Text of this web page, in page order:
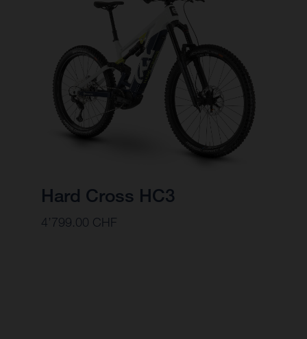
Hard Cross HC3
4’799.00 CHF